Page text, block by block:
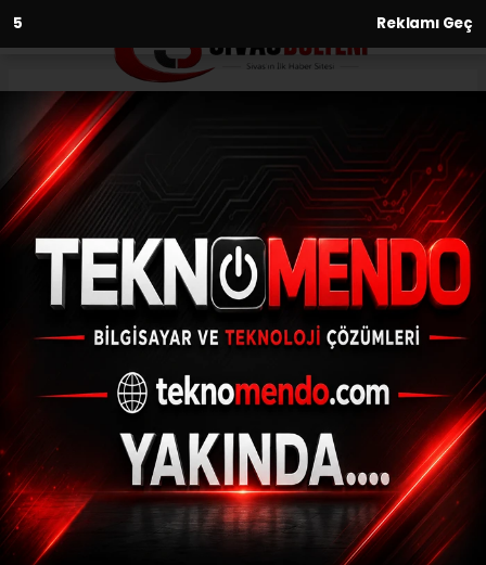
3 Reklamı Geç
Anasayfa Asayiş
İstanbul’da iş yerlerini
kurşunlayan organize suç
örgütüne “Kuyu-14”
operasyonları: 15 şüpheli
yakalandı, 14’ü tutuklandı
ASAYIŞ
(İHA) - İhlas Haber Ajansı | 31.07.2024 - 08:30, Güncelleme: 31.07.2024
İstanbul’da iş yerlerini kurşunlayan
organize suç örgütüne “Kuyu-14”
operasyonları: 15 şüpheli yakalandı, 14’ü
tutuklandı